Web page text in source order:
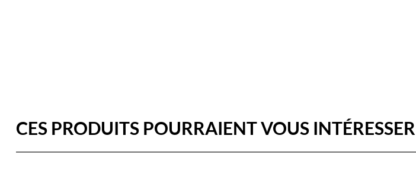
CES PRODUITS POURRAIENT VOUS INTÉRESSER